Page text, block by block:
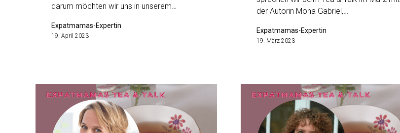
darum möchten wir uns in unserem…
Expatmamas-Expertin
19. April 2023
der Autorin Mona Gabriel,…
Expatmamas-Expertin
19. März 2023